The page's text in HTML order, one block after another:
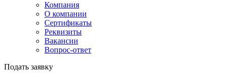
Компания
О компании
Сертификаты
Реквизиты
Вакансии
Вопрос-ответ
Подать заявку